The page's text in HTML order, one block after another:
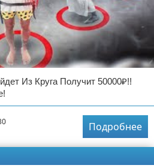
Из Круга Получит 50000₽!!
Подробнее